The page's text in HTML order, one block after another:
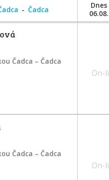
Čadca
Dnes
06.08.
Čadca – Čadca
On-
Čadca – Čadca
On-